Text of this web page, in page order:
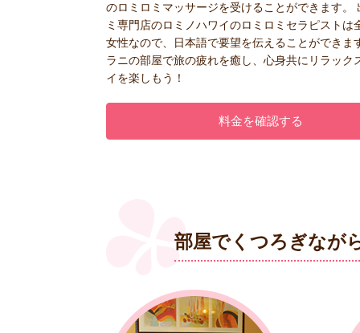
のロミロミマッサージを受けることができます。
ミ専門店のロミノハワイのロミロミセラピストは
女性なので、日本語で要望を伝えることができま
ラニの部屋で旅の疲れを癒し、心身共にリラック
イを楽しもう！
料金を確認する
部屋でくつろぎなが